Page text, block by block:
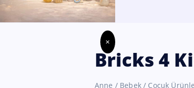
Bricks 4
Anne / Bebek / Çocuk
×